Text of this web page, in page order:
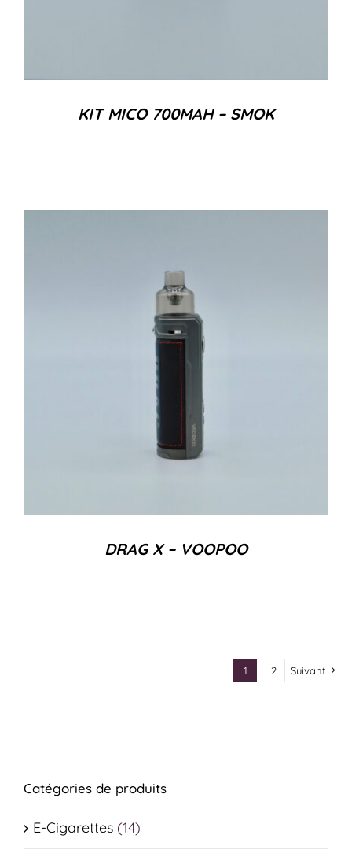
KIT MICO 700MAH – SMOK
DRAG X – VOOPOO
1 2 Suivant
Catégories de produits
E-Cigarettes (14)